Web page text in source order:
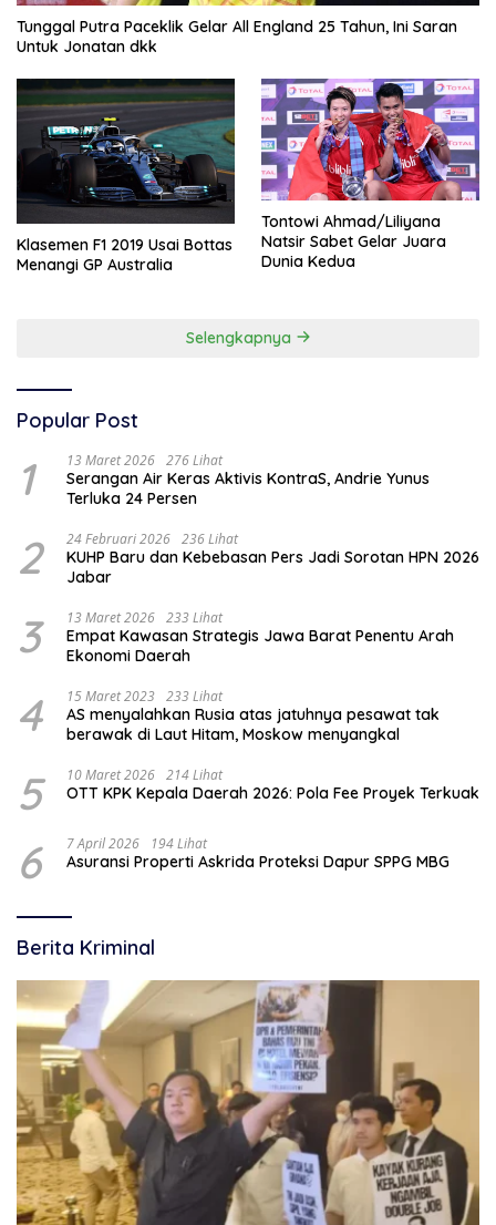
Tunggal Putra Paceklik Gelar All England 25 Tahun, Ini Saran
Untuk Jonatan dkk
Klasemen F1 2019 Usai Bottas
Menangi GP Australia
Tontowi Ahmad/Liliyana
Natsir Sabet Gelar Juara
Dunia Kedua
Selengkapnya
Popular Post
1 13 Maret 2026 276 Lihat
Serangan Air Keras Aktivis KontraS, Andrie Yunus
Terluka 24 Persen
2 24 Februari 2026 236 Lihat
KUHP Baru dan Kebebasan Pers Jadi Sorotan HPN 2026
Jabar
3 13 Maret 2026 233 Lihat
Empat Kawasan Strategis Jawa Barat Penentu Arah
Ekonomi Daerah
4 15 Maret 2023 233 Lihat
AS menyalahkan Rusia atas jatuhnya pesawat tak
berawak di Laut Hitam, Moskow menyangkal
5 10 Maret 2026 214 Lihat
OTT KPK Kepala Daerah 2026: Pola Fee Proyek Terkuak
6 7 April 2026 194 Lihat
Asuransi Properti Askrida Proteksi Dapur SPPG MBG
Berita Kriminal